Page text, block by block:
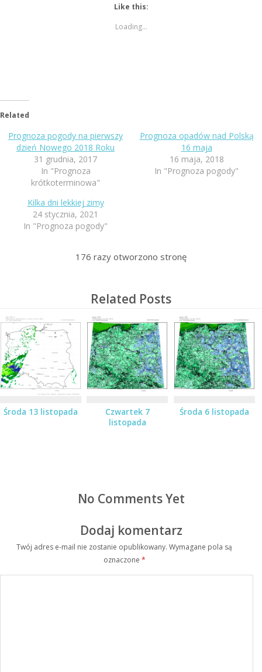
Like this:
Loading...
Related
Prognoza pogody na pierwszy
dzień Nowego 2018 Roku
31 grudnia, 2017
In "Prognoza
krótkoterminowa"
Prognoza opadów nad Polską
16 maja
16 maja, 2018
In "Prognoza pogody"
Kilka dni lekkiej zimy
24 stycznia, 2021
In "Prognoza pogody"
176 razy otworzono stronę
Related Posts
Środa 13 listopada
Czwartek 7
listopada
Środa 6 listopada
No Comments Yet
Dodaj komentarz
Twój adres e-mail nie zostanie opublikowany. Wymagane pola są
oznaczone *